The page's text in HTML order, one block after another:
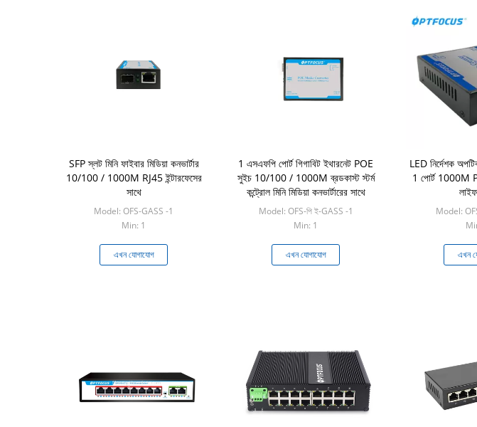
SFP স্লট মিনি ফাইবার মিডিয়া কনভার্টার
10/100 / 1000M RJ45 ইন্টারফেসের
সাথে
Model: OFS-GASS -1
Min: 1
এখন যোগাযোগ
1 এসএফপি পোর্ট গিগাবিট ইথারনেট POE
সুইচ 10/100 / 1000M ব্রডকাস্ট স্টর্ম
কন্ট্রোল মিনি মিডিয়া কনভার্টারের সাথে
Model: OFS-পি ই-GASS -1
Min: 1
এখন যোগাযোগ
LED নির্দেশক
1 পোর্ট 1000M
Model:
এখন